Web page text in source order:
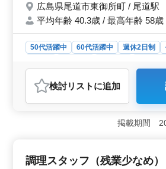
広島県尾道市東御所町 / 尾道駅
平均年齢 40.3歳 / 最高年齢 58歳
50代活躍中 60代活躍中 週休2日制
おすすめポイント
＜ベテラン層の活躍＞ 広島県尾道
では、50代以上のベテラン層が活躍
ねた方々がその経験を活かして働け
りたい方にとっても魅力的な求人
検討リスト に追加
掲載期間
調理スタッフ（残業少なめ）